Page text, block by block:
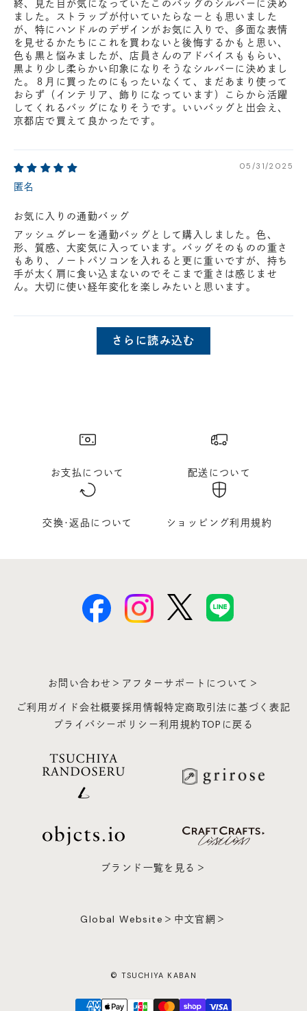
終、見た目が気になっていたこのバッグのシルバーに決め
ました。ストラップが付いていたらなーとも思いました
が、特にハンドルのデザインがお気に入りで、多面な表情
を見せるかたちにこれを買わないと後悔するかもと思い、
色も黒と悩みましたが、店員さんのアドバイスももらい、
黒より少し柔らかい印象になりそうなシルバーに決めまし
た。８月に買ったのにもったいなくて、まだあまり使って
おらず（インテリア、飾りになっています）こらから活躍
してくれるバッグになりそうです。いいバッグと出会え、
京都店で買えて良かったです。
05/31/2025
匿名
お気に入りの通勤バッグ
アッシュグレーを通勤バッグとして購入しました。色、
形、質感、大変気に入っています。バッグそのものの重さ
もあり、ノートパソコンを入れると更に重いですが、持ち
手が太く肩に食い込まないのでそこまで重さは感じませ
ん。大切に使い経年変化を楽しみたいと思います。
さらに読み込む
お支払について 配送について
交換･返品について ショッピング利用規約
お問い合わせ＞ アフターサポートについて＞
ご利用ガイド会社概要採用情報特定商取引法に基づく表記
プライバシーポリシー利用規約 TOPに戻る
ブランド一覧を見る＞
Global Website＞ 中文官網＞
© TSUCHIYA KABAN